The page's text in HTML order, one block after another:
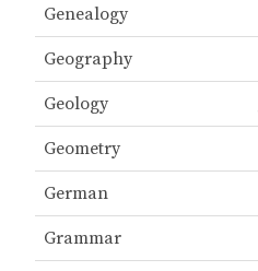
Genealogy
Geography
Geology
Geometry
German
Grammar